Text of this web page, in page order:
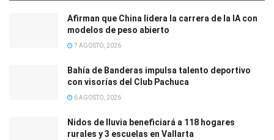
Afirman que China lidera la carrera de la IA con
modelos de peso abierto
7 AGOSTO, 2026
Bahía de Banderas impulsa talento deportivo
con visorías del Club Pachuca
6 AGOSTO, 2026
Nidos de lluvia beneficiará a 118 hogares
rurales y 3 escuelas en Vallarta